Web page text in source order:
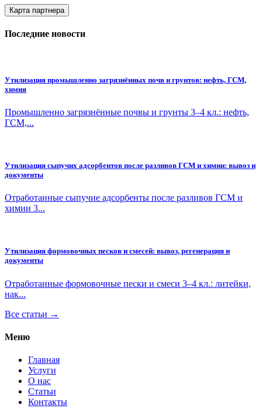
Карта партнера
Последние новости
Утилизация промышленно загрязнённых почв и грунтов: нефть, ГСМ,
химия
Промышленно загрязнённые почвы и грунты 3–4 кл.: нефть,
ГСМ,...
Утилизация сыпучих адсорбентов после разливов ГСМ и химии: вывоз и
документы
Отработанные сыпучие адсорбенты после разливов ГСМ и
химии 3...
Утилизация формовочных песков и смесей: вывоз, регенерация и
документы
Отработанные формовочные пески и смеси 3–4 кл.: литейки,
нак...
Все статьи →
Меню
Главная
Услуги
О нас
Статьи
Контакты